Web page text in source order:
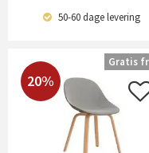
50-60 dagelevering
20%
Gratis